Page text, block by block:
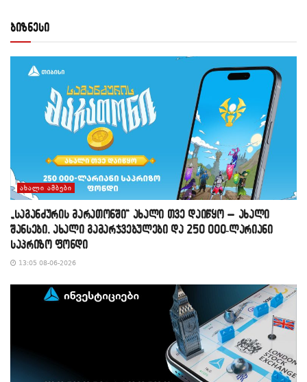
ბიზნესი
ᲐᲮᲐᲚᲘ ᲐᲛᲑᲔᲑᲘ
„საგანძურის მარათონში“ ახალი თვე დაიწყო – ახალი
შანსები, ახალი გამარჯვებულები და 250 000-ლარიანი
საპრიზო ფონდი
13:05 08-06-2026